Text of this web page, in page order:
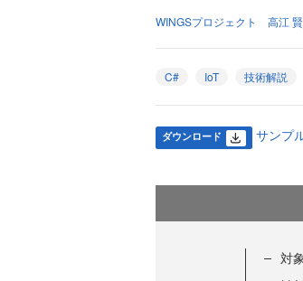
WINGSプロジェクト 高江 賢
C# IoT 技術解説
ダウンロード サンプ
対